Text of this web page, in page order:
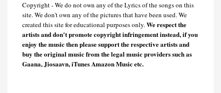
Copyright - We do not own any of the Lyrics of the songs on this
site. We don't own any of the pictures that have been used. We
created this site for educational purposes only.We respect the
artists and don't promote copyright infringement instead, if you
enjoy the music then please support the respective artists and
buy the original music from the legal music providers such as
Gaana, Jiosaavn, iTunes Amazon Music etc.